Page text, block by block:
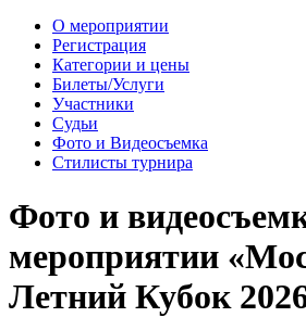
О мероприятии
Регистрация
Категории и цены
Билеты/Услуги
Участники
Судьи
Фото и Видеосъемка
Стилисты турнира
Фото и
мероприятии
Летний Кубок